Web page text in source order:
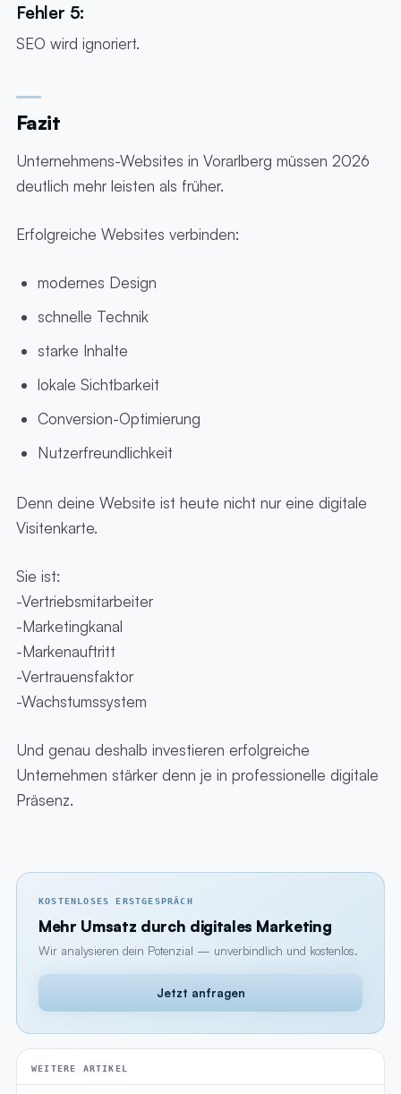
Fehler 5:
SEO wird ignoriert.
Fazit
Unternehmens-Websites in Vorarlberg müssen 2026
deutlich mehr leisten als früher.
Erfolgreiche Websites verbinden:
modernes Design
schnelle Technik
starke Inhalte
lokale Sichtbarkeit
Conversion-Optimierung
Nutzerfreundlichkeit
Denn deine Website ist heute nicht nur eine digitale
Visitenkarte.
Sie ist:
-Vertriebsmitarbeiter
-Marketingkanal
-Markenauftritt
-Vertrauensfaktor
-Wachstumssystem
Und genau deshalb investieren erfolgreiche
Unternehmen stärker denn je in professionelle digitale
Präsenz.
KOSTENLOSES ERSTGESPRÄCH
Mehr Umsatz durch digitales Marketing
Wir analysieren dein Potenzial — unverbindlich und kostenlos.
Jetzt anfragen
WEITERE ARTIKEL